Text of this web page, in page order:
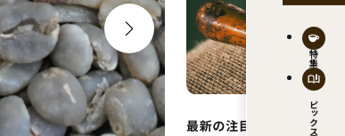
特集
トピックス